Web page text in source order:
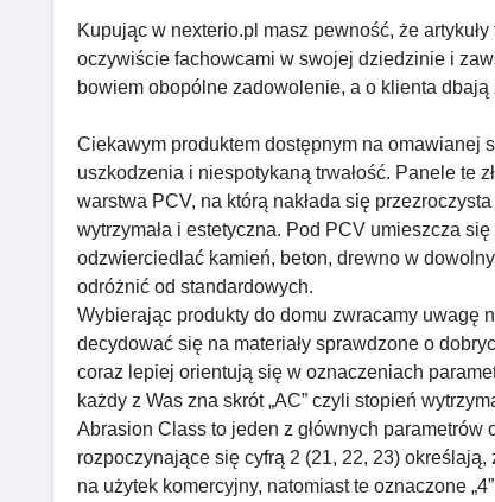
Kupując w nexterio.pl masz pewność, że
oczywiście fachowcami w swojej dziedzinie i
bowiem obopólne zadowolenie, a o klienta dbają
Ciekawym produktem dostępnym na omawianej
uszkodzenia i niespotykaną trwałość. Panele te
warstwa PCV, na którą nakłada się
wytrzymała i estetyczna. Pod PCV umieszcza
odzwierciedlać kamień, beton, drewno w
odróżnić od standardowych.
Wybierając produkty do domu zwracamy uwagę
decydować się na materiały sprawdzone o
coraz lepiej orientują się w oznaczeniach
każdy z Was zna skrót „AC” czyli stopień
Abrasion Class to jeden z głównych
rozpoczynające się cyfrą 2 (21, 22, 23)
na użytek komercyjny, natomiast te oznaczone